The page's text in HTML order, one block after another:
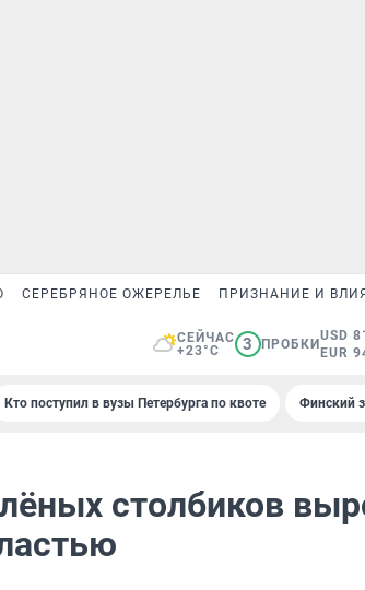
СЕРЕБРЯНОЕ ОЖЕРЕЛЬЕ ПРИЗНАНИЕ И
СЕЙЧАС
+23°C
3 ПРОБКИ
USD
EUR
Кто поступил в вузы Петербурга по квоте Финский
столбиков